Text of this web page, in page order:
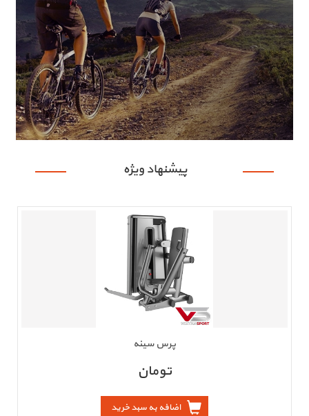
پیشنهاد ویژه
پرس سینه
تومان
اضافه به سبد خرید